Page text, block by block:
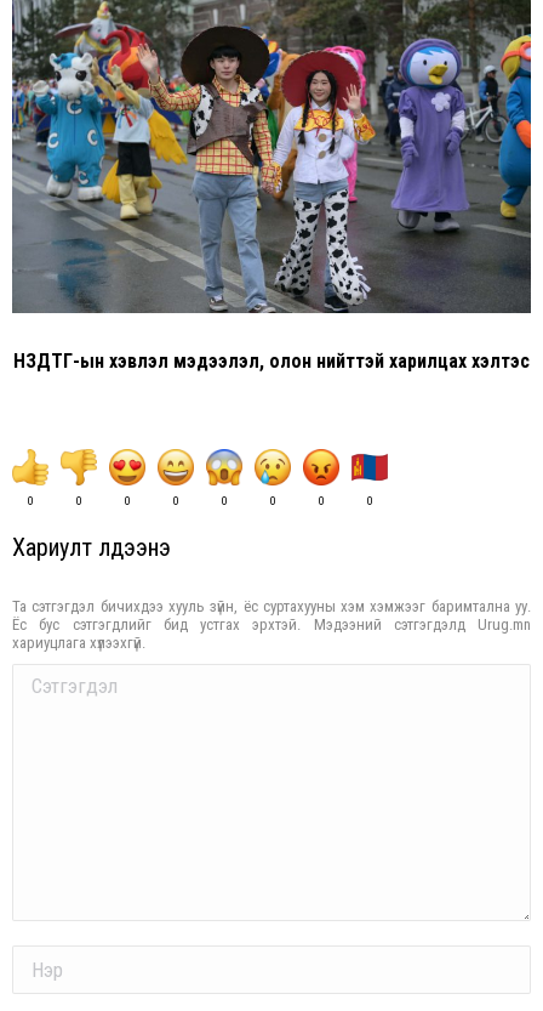
НЗДТГ-ын хэвлэл мэдээлэл, олон нийттэй харилцах хэлтэс
0 0 0 0 0 0 0 0
Хариулт үлдээнэ үү
Та сэтгэгдэл бичихдээ хууль зүйн, ёс суртахууны хэм хэмжээг баримтална уу.
Ёс бус сэтгэгдлийг бид устгах эрхтэй. Мэдээний сэтгэгдэлд Urug.mn
хариуцлага хүлээхгүй.
Comment